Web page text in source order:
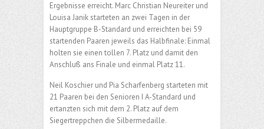
Ergebnisse erreicht. Marc Christian Neureiter und
Louisa Janik starteten an zwei Tagen in der
Hauptgruppe B-Standard und erreichten bei 59
startenden Paaren jeweils das Halbfinale: Einmal
holten sie einen tollen 7. Platz und damit den
Anschluß ans Finale und einmal Platz 11.
Neil Koschier und Pia Scharfenberg starteten mit
21 Paaren bei den Senioren I A-Standard und
ertanzten sich mit dem 2. Platz auf dem
Siegertreppchen die Silbermedaille.